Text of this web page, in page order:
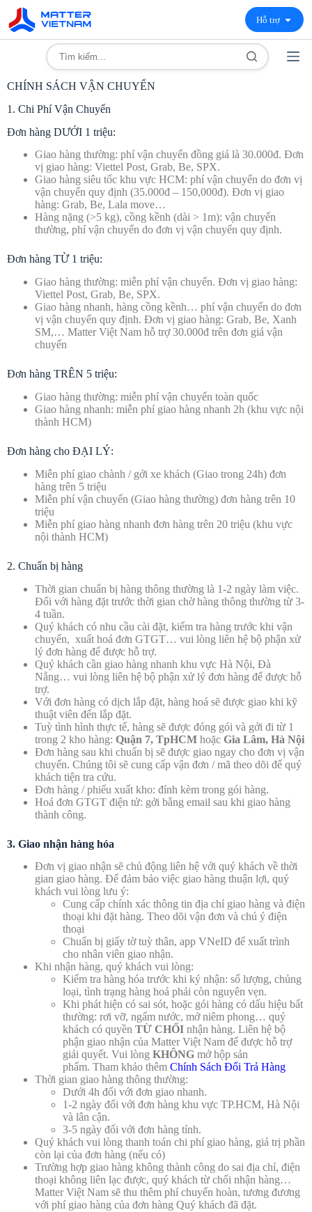
Hỗ trợ
CHÍNH SÁCH VẬN CHUYỂN
1. Chi Phí Vận Chuyển
Đơn hàng DƯỚI 1 triệu:
Giao hàng thường: phí vận chuyển đồng giá là 30.000đ. Đơn
vị giao hàng: Viettel Post, Grab, Be, SPX.
Giao hàng siêu tốc khu vực HCM: phí vận chuyển do đơn vị
vận chuyển quy định (35.000đ – 150,000đ). Đơn vị giao
hàng: Grab, Be, Lala move…
Hàng nặng (>5 kg), cồng kềnh (dài > 1m): vận chuyển
thường, phí vận chuyển do đơn vị vận chuyển quy định.
Đơn hàng TỪ 1 triệu:
Giao hàng thường: miễn phí vận chuyển. Đơn vị giao hàng:
Viettel Post, Grab, Be, SPX.
Giao hàng nhanh, hàng cồng kềnh… phí vận chuyển do đơn
vị vận chuyển quy định. Đơn vị giao hàng: Grab, Be, Xanh
SM,… Matter Việt Nam hỗ trợ 30.000đ trên đơn giá vận
chuyển
Đơn hàng TRÊN 5 triệu:
Giao hàng thường: miễn phí vận chuyển toàn quốc
Giao hàng nhanh: miễn phí giao hàng nhanh 2h (khu vực nội
thành HCM)
Đơn hàng cho ĐẠI LÝ:
Miễn phí giao chành / gởi xe khách (Giao trong 24h) đơn
hàng trên 5 triệu
Miễn phí vận chuyển (Giao hàng thường) đơn hàng trên 10
triệu
Miễn phí giao hàng nhanh đơn hàng trên 20 triệu (khu vực
nội thành HCM)
2. Chuẩn bị hàng
Thời gian chuẩn bị hàng thông thường là 1-2 ngày làm việc.
Đối với hàng đặt trước thời gian chờ hàng thông thường từ 3-
4 tuần.
Quý khách có nhu cầu cài đặt, kiểm tra hàng trước khi vận
chuyển, xuất hoá đơn GTGT… vui lòng liên hệ bộ phận xử
lý đơn hàng để được hỗ trợ.
Quý khách cần giao hàng nhanh khu vực Hà Nội, Đà
Nẵng… vui lòng liên hệ bộ phận xử lý đơn hàng để được hỗ
trợ.
Với đơn hàng có dịch lắp đặt, hàng hoá sẽ được giao khi kỹ
thuật viên đến lắp đặt.
Tuỳ tình hình thực tế, hàng sẽ được đóng gói và gởi đi từ 1
trong 2 kho hàng: Quận 7, TpHCM hoặc Gia Lâm, Hà Nội
Đơn hàng sau khi chuẩn bị sẽ được giao ngay cho đơn vị vận
chuyển. Chúng tôi sẽ cung cấp vận đơn / mã theo dõi để quý
khách tiện tra cứu.
Đơn hàng / phiếu xuất kho: đính kèm trong gói hàng.
Hoá đơn GTGT điện tử: gởi bằng email sau khi giao hàng
thành công.
3. Giao nhận hàng hóa
Đơn vị giao nhận sẽ chủ động liên hệ với quý khách về thời
gian giao hàng. Để đảm bảo việc giao hàng thuận lợi, quý
khách vui lòng lưu ý:
Cung cấp chính xác thông tin địa chỉ giao hàng và điện
thoại khi đặt hàng. Theo dõi vận đơn và chú ý điện
thoại
Chuẩn bị giấy tờ tuỳ thân, app VNeID để xuất trình
cho nhân viên giao nhận.
Khi nhận hàng, quý khách vui lòng:
Kiểm tra hàng hóa trước khi ký nhận: số lượng, chủng
loại, tình trạng hàng hoá phải còn nguyên vẹn.
Khi phát hiện có sai sót, hoặc gói hàng có dấu hiệu bất
thường: rơi vỡ, ngấm nước, mở niêm phong… quý
khách có quyền TỪ CHỐI nhận hàng. Liên hệ bộ
phận giao nhận của Matter Việt Nam để được hỗ trợ
giải quyết. Vui lòng KHÔNG mở hộp sản
phẩm. Tham khảo thêm Chính Sách Đổi Trả Hàng
Thời gian giao hàng thông thường:
Dưới 4h đối với đơn giao nhanh.
1-2 ngày đối với đơn hàng khu vực TP.HCM, Hà Nội
và lân cận.
3-5 ngày đối với đơn hàng tỉnh.
Quý khách vui lòng thanh toán chi phí giao hàng, giá trị phần
còn lại của đơn hàng (nếu có)
Trường hợp giao hàng không thành công do sai địa chỉ, điện
thoại không liên lạc được, quý khách từ chối nhận hàng…
Matter Việt Nam sẽ thu thêm phí chuyển hoàn, tương đương
với phí giao hàng của đơn hàng Quý khách đã đặt.